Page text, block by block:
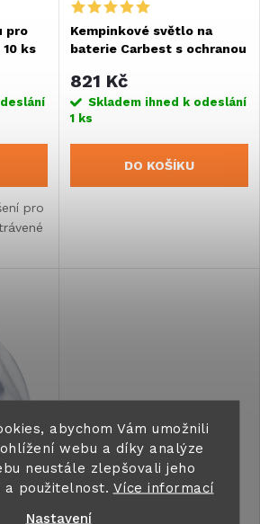
abychom Vám umožnili
webu a díky analýze
neustále zlepšovali jeho
a použitelnost. Více informací
Nastavení
pro
ks
pro
Kempinkové světlo na
baterie Carbest s ochranou
821 Kč
Skladem ihned k odeslání
1 ks
DO KOŠÍKU
Přístroj proti svědění po
bodnutí hmyzem ZAPP-IT
Click